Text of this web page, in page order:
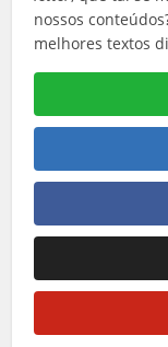
nossos
melhores textos